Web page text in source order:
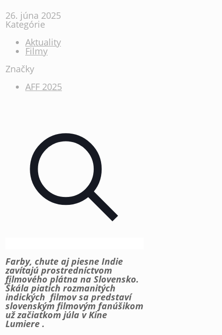
26. júna 2025
Kategórie
Aktuality
Filmy
Značky
AFF 2025
Farby, chute aj piesne Indie
zavítajú prostredníctvom
filmového plátna na Slovensko.
Škála piatich rozmanitých
indických filmov sa predstaví
slovenským filmovým fanúšikom
už začiatkom júla v Kine
Lumiere .